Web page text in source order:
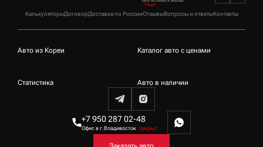
КалькуляторыДоговорДоставка по РоссииОтзывыВопросы и ответыКонтакты
+7 950 287 02-48
Офис в г.Владивосток закрыт
Авто из Кореи Каталог авто с ценами
Статистика Авто в наличии